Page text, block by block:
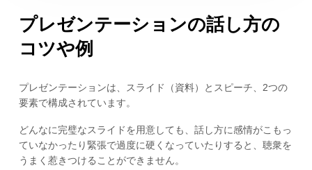
プレゼンテーションの話し方の
コツや例
プレゼンテーションは、スライド（資料）とスピーチ、2つの
要素で構成されています。
どんなに完璧なスライドを用意しても、話し方に感情がこもっ
ていなかったり緊張で過度に硬くなっていたりすると、聴衆を
うまく惹きつけることができません。